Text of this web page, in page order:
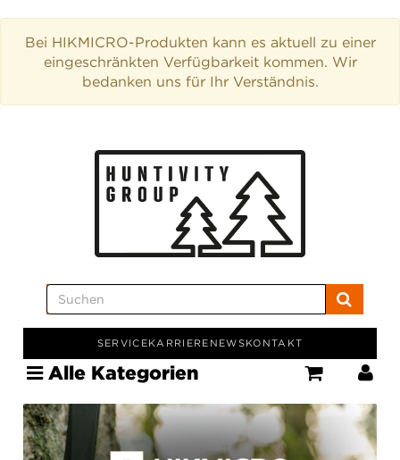
Bei HIKMICRO-Produkten kann es aktuell zu einer
eingeschränkten Verfügbarkeit kommen. Wir
bedanken uns für Ihr Verständnis.
SERVICEKARRIERE NEWSKONTAKT
Alle Kategorien